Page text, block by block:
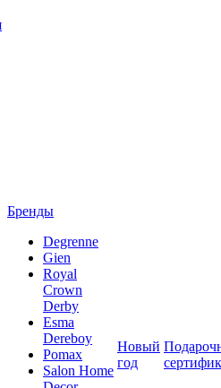
Бренды
Degrenne
Gien
Royal
Crown
Derby
Esma
Dereboy
Pomax
Salon Home
Новый
год